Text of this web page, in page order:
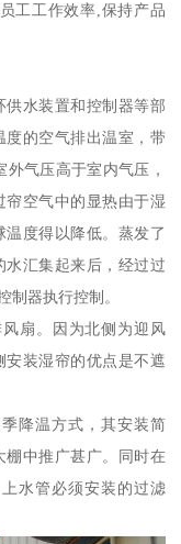
工工作效率,保持产品
水装置和控制器等部
的空气排出温室，带
气压高于室内气压，
空气中的显热由于湿
度得以降低。蒸发了
水汇集起来后，经过过
制器执行控制。
扇。因为北侧为迎风
装湿帘的优点是不遮
降温方式，其安装简
棚中推广甚广。同时在
水管必须安装的过滤